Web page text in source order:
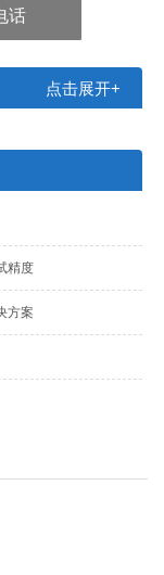
话
点击展开+
精度
方案